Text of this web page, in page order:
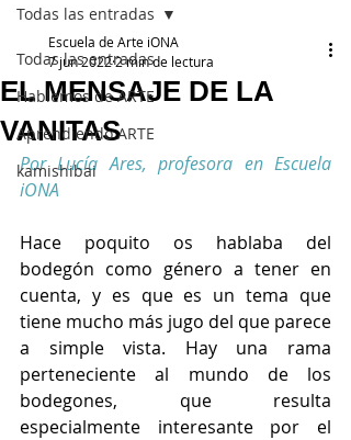
Todas las entradas
Hablemos de ARTE
Aprendiendo ARTE
kamishibai
Todas las entradas
EL MENSAJE DE LA
VANITAS
Escuela de Arte iONA
7 jun 20222 min de lectura
Por Lucía Ares, profesora en Escuela
iONA
Hace poquito os hablaba del
bodegón como género a tener en
cuenta, y es que es un tema que
tiene mucho más jugo del que parece
a simple vista. Hay una rama
perteneciente al mundo de los
bodegones, que resulta
especialmente interesante por el